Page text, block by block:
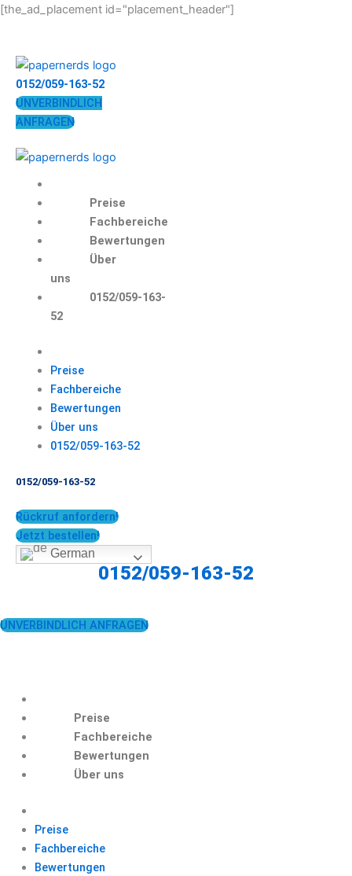
[the_ad_placement id="placement_header"]
Zum
0152/059-163-52
UNVERBINDLICH
ANFRAGEN
Preise
Fachbereiche
Bewertungen
Über
uns
0152/059-163-
52
Preise
Fachbereiche
Bewertungen
Über uns
0152/059-163-52
0152/059-163-52
Rückruf anfordern!
Jetzt bestellen!
German
0152/059-163-52
UNVERBINDLICH ANFRAGEN
Preise
Fachbereiche
Bewertungen
Über uns
Preise
Fachbereiche
Bewertungen